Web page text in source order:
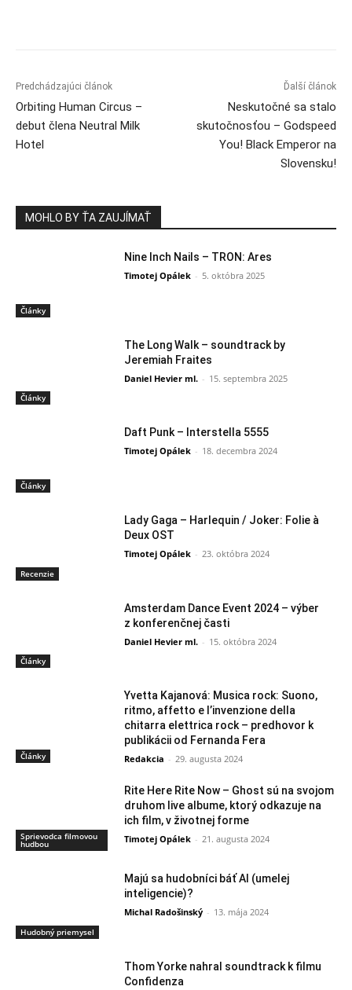
Predchádzajúci článok
Orbiting Human Circus –
debut člena Neutral Milk
Hotel
Ďalší článok
Neskutočné sa stalo
skutočnosťou – Godspeed
You! Black Emperor na
Slovensku!
MOHLO BY ŤA ZAUJÍMAŤ
Články
Nine Inch Nails – TRON: Ares
Timotej Opálek - 5. októbra 2025
Články
The Long Walk – soundtrack by
Jeremiah Fraites
Daniel Hevier ml. - 15. septembra 2025
Články
Daft Punk – Interstella 5555
Timotej Opálek - 18. decembra 2024
Recenzie
Lady Gaga – Harlequin / Joker: Folie à
Deux OST
Timotej Opálek - 23. októbra 2024
Články
Amsterdam Dance Event 2024 – výber
z konferenčnej časti
Daniel Hevier ml. - 15. októbra 2024
Články
Yvetta Kajanová: Musica rock: Suono,
ritmo, affetto e l’invenzione della
chitarra elettrica rock – predhovor k
publikácii od Fernanda Fera
Redakcia - 29. augusta 2024
Sprievodca filmovou
hudbou
Rite Here Rite Now – Ghost sú na svojom
druhom live albume, ktorý odkazuje na
ich film, v životnej forme
Timotej Opálek - 21. augusta 2024
Hudobný priemysel
Majú sa hudobníci báť AI (umelej
inteligencie)?
Michal Radošinský - 13. mája 2024
Thom Yorke nahral soundtrack k filmu
Confidenza